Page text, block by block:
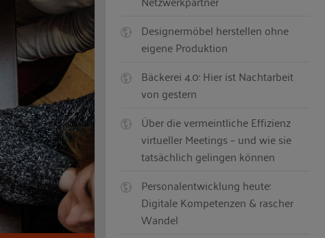
Designermöbel herstellen ohne
eigene Produktion
Bäckerei 4.0: Hier ist Nachtarbeit
von gestern
Über die vermeintliche Effizienz
virtueller Meetings – und wie sie
tatsächlich gelingen können
Personalentwicklung heute:
Digitale Kompetenzen & rascher
Wandel